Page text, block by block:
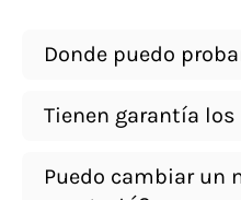
Donde puedo
Tienen garantía
Puedo cambiar un